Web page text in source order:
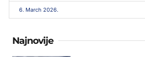
6. March 2026.
Najnovije